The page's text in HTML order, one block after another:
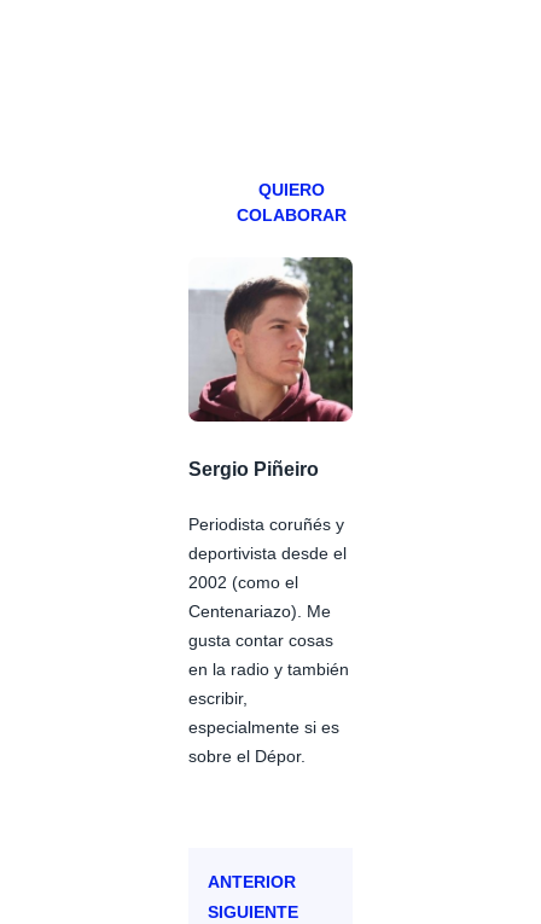
QUIERO
COLABORAR
Sergio Piñeiro
Periodista coruñés y
deportivista desde el
2002 (como el
Centenariazo). Me
gusta contar cosas
en la radio y también
escribir,
especialmente si es
sobre el Dépor.
ANTERIOR
SIGUIENTE